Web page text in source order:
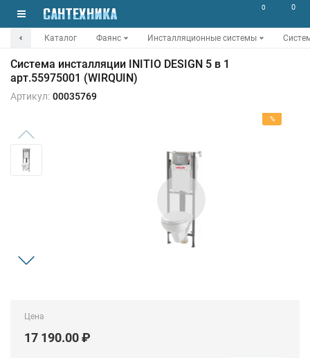
0 0
Каталог Фаянс Инсталляционные системы
Система инсталляции INITIO DESIGN 5 в 1
арт.55975001 (WIRQUIN)
Артикул: 00035769
%
Цена
17 190.00 ₽